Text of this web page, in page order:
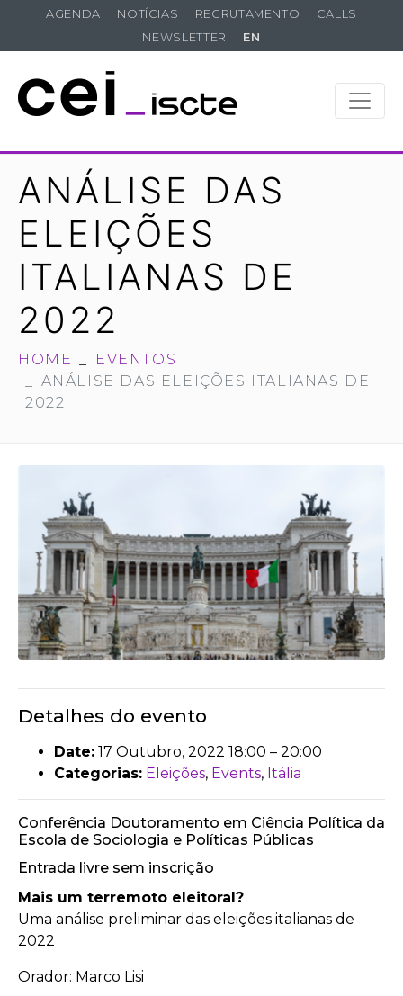
AGENDA NOTÍCIAS RECRUTAMENTO
CALLS
NEWSLETTER
EN
ANÁLISE DAS
ELEIÇÕES
ITALIANAS DE
2022
HOME
EVENTOS
ANÁLISE DAS ELEIÇÕES ITALIANAS DE
2022
Detalhes do evento
Date: 17 Outubro, 2022 18:00 – 20:00
Categorias: Eleições, Events, Itália
Conferência Doutoramento em Ciência Política da
Escola de Sociologia e Políticas Públicas
Entrada livre sem inscrição
Mais um terremoto eleitoral?
Uma análise preliminar das eleições italianas de
2022
Orador: Marco Lisi